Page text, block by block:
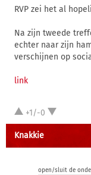
RVP zei het al
Na zijn tweede
echter naar zijn
verschijnen op
link
+1/-0
Knakkie
open/sluit de